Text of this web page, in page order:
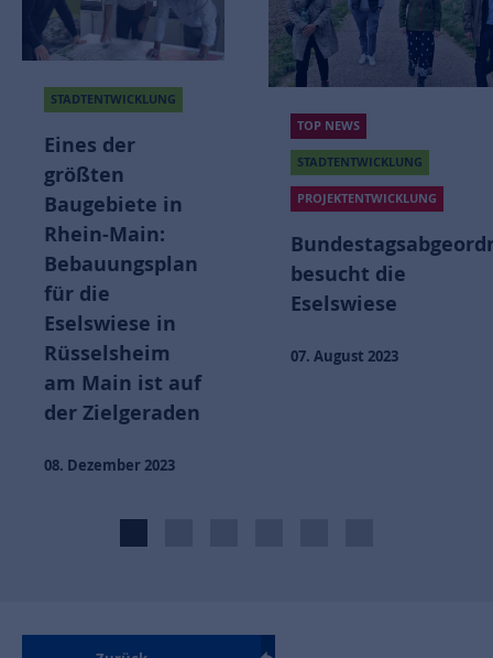
STADTENTWICKLUNG
Eines der
größten
Baugebiete in
Rhein-Main:
Bebauungsplan
für die
Eselswiese in
Rüsselsheim
am Main ist auf
der Zielgeraden
08. Dezember 2023
TOP NEWS
STADTENTWICKLUNG
PROJEKTENTWICKLUNG
besucht die
Eselswiese
07. August 2023